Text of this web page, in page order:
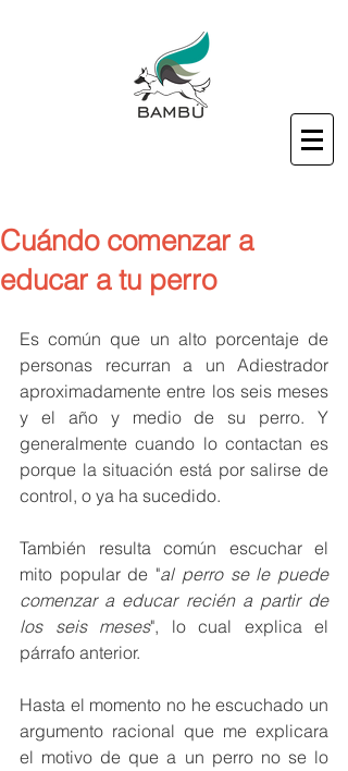
Cuándo comenzar a
educar a tu perro
Es común que un alto porcentaje de
personas recurran a un Adiestrador
aproximadamente entre los seis meses
y el año y medio de su perro. Y
generalmente cuando lo contactan es
porque la situación está por salirse de
control, o ya ha sucedido.
También resulta común escuchar el
mito popular de "al perro se le puede
comenzar a educar recién a partir de
los seis meses", lo cual explica el
párrafo anterior.
Hasta el momento no he escuchado un
argumento racional que me explicara
el motivo de que a un perro no se lo